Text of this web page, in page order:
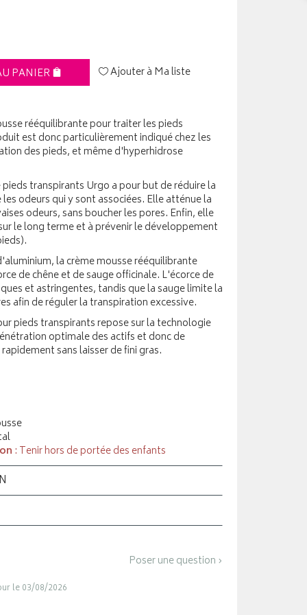
PANIER Ajouter à Ma liste
rééquilibrante pour traiter les pieds
est donc particulièrement indiqué chez les
des pieds, et même d'hyperhidrose
transpirants Urgo a pour but de réduire la
odeurs qui y sont associées. Elle atténue la
odeurs, sans boucher les pores. Enfin, elle
le long terme et à prévenir le développement
la crème mousse rééquilibrante
de chêne et de sauge officinale. L'écorce de
et astringentes, tandis que la sauge limite la
afin de réguler la transpiration excessive.
pieds transpirants repose sur la technologie
optimale des actifs et donc de
sans laisser de fini gras.
: Tenir hors de portée des enfants
Poser une question ›
le 03/08/2026